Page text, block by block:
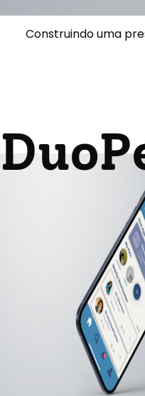
Construindo uma